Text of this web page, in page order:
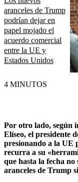
aranceles de Trump
podrían dejar en
papel mojado el
acuerdo comercial
entre la UE y
Estados Unidos
4 MINUTOS
Por otro lado, según
Elíseo, el presidente
presionando a la UE
recurra a su
que hasta la fecha
aranceles de Trump